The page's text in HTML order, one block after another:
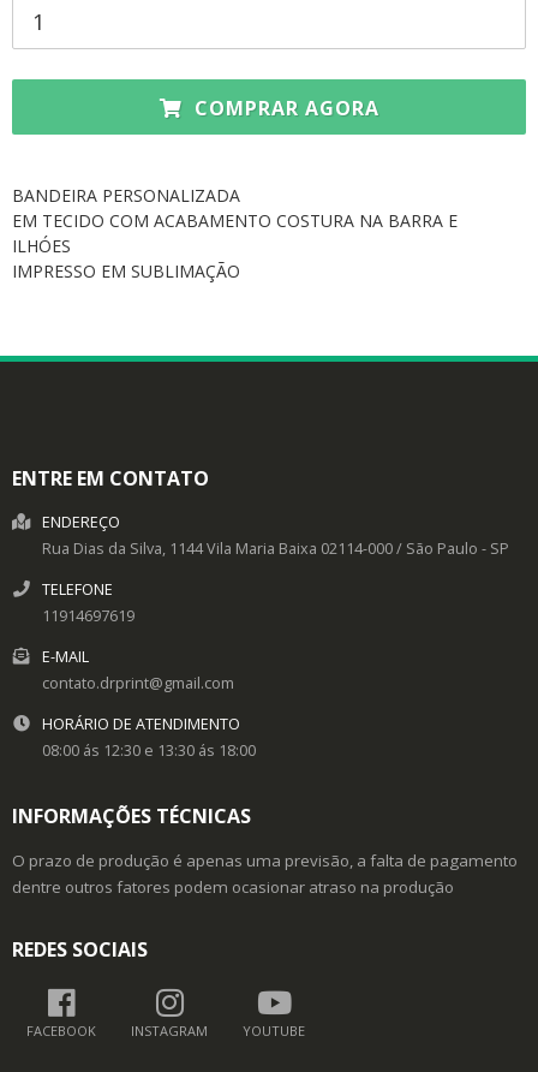
COMPRAR AGORA
BANDEIRA PERSONALIZADA
EM TECIDO COM ACABAMENTO COSTURA NA BARRA E
ILHÓES
IMPRESSO EM SUBLIMAÇÃO
ENTRE EM CONTATO
ENDEREÇO
Rua Dias da Silva, 1144Vila Maria Baixa 02114-000/ São Paulo - SP
TELEFONE
11914697619
E-MAIL
contato.drprint@gmail.com
HORÁRIO DE ATENDIMENTO
08:00 ás 12:30 e 13:30 ás 18:00
INFORMAÇÕES TÉCNICAS
O prazo de produção é apenas uma previsão, a falta de pagamento
dentre outros fatores podem ocasionar atraso na produção
REDES SOCIAIS
FACEBOOK INSTAGRAM YOUTUBE